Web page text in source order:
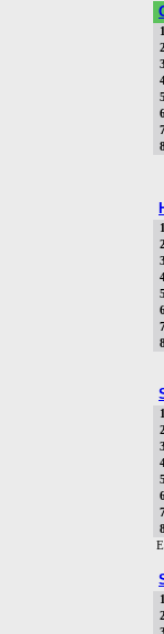
1
2
3
5
7
1
2
3
5
7
1
2
3
5
7
1
2